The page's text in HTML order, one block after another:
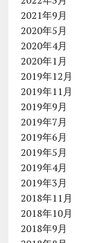
2021年9月
2020年5月
2020年4月
2020年1月
2019年12月
2019年11月
2019年9月
2019年7月
2019年6月
2019年5月
2019年4月
2019年3月
2018年11月
2018年10月
2018年9月